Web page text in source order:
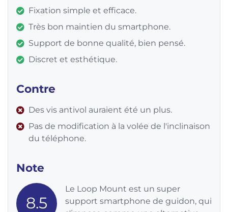
Fixation simple et efficace.
Très bon maintien du smartphone.
Support de bonne qualité, bien pensé.
Discret et esthétique.
Contre
Des vis antivol auraient été un plus.
Pas de modification à la volée de l'inclinaison
du téléphone.
Note
8.5
Le Loop Mount est un super
support smartphone de guidon, qui